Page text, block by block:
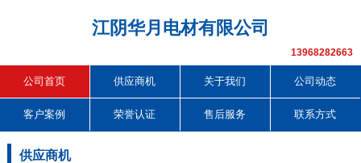
江阴华月电材有限公司
13968282663
公司首页 供应商机 关于我们 公司动态
客户案例 荣誉认证 售后服务 联系方式
供应商机